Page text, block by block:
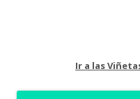
Ir a las